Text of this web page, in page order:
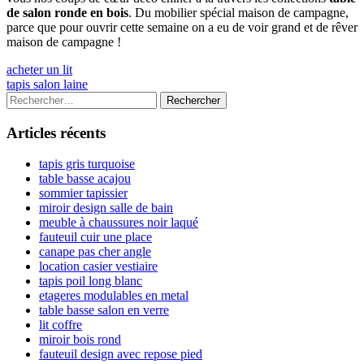
de salon ronde en bois. Du mobilier spécial maison de campagne,
parce que pour ouvrir cette semaine on a eu de voir grand et de rêver
maison de campagne !
Navigation
de
l’article
Previous
article:
acheter un lit
Next
article:
tapis salon laine
Colonne
latérale
principale
Rechercher :
Articles récents
tapis gris turquoise
table basse acajou
sommier tapissier
miroir design salle de bain
meuble à chaussures noir laqué
fauteuil cuir une place
canape pas cher angle
location casier vestiaire
tapis poil long blanc
etageres modulables en metal
table basse salon en verre
lit coffre
miroir bois rond
fauteuil design avec repose pied